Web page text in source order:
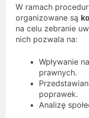
W ramach
organizowane są
na celu zebranie
nich pozwala na:
Wpływanie
prawnych.
poprawek.
Analizę